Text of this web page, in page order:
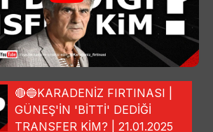
🔴🔵KARADENİZ FIRTINASI |
GÜNEŞ'İN 'BİTTİ' DEDİĞİ
TRANSFER KİM? | 21.01.2025